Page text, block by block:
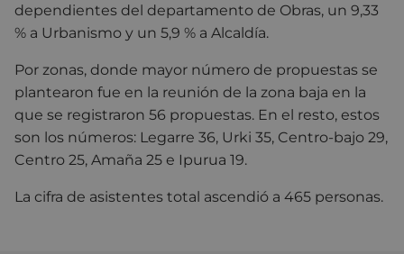
dependientes del departamento de Obras, un 9,33
% a Urbanismo y un 5,9 % a Alcaldía.
Por zonas, donde mayor número de propuestas se
plantearon fue en la reunión de la zona baja en la
que se registraron 56 propuestas. En el resto, estos
son los números: Legarre 36, Urki 35, Centro-bajo 29,
Centro 25, Amaña 25 e Ipurua 19.
La cifra de asistentes total ascendió a 465 personas.